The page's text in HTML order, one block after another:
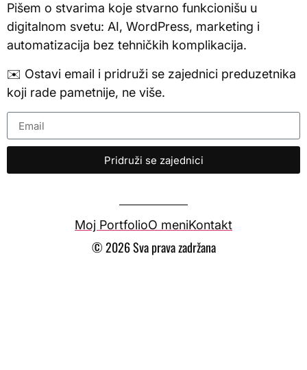
Pišem o stvarima koje stvarno funkcionišu u
digitalnom svetu: AI, WordPress, marketing i
automatizacija bez tehničkih komplikacija.
✉️ Ostavi email i pridruži se zajednici preduzetnika
koji rade pametnije, ne više.
Pridruži se zajednici
Moj PortfolioO meniKontakt
© 2026 Sva prava zadržana